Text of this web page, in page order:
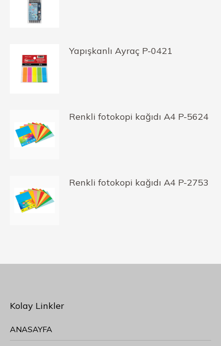
Yapışkanlı Ayraç P-0421
Renkli fotokopi kağıdı A4 P-5624
Renkli fotokopi kağıdı A4 P-2753
Kolay Linkler
ANASAYFA